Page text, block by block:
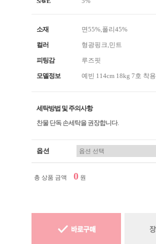
소재 면55%,폴리45%
컬러 형광핑크,민트
피팅감 루즈핏
모델정보 예빈 114cm 18kg 7호 착용
세탁방법 및 주의사항
찬물 단독 손세탁을 권장합니다.
옵션
총 상품 금액 0 원